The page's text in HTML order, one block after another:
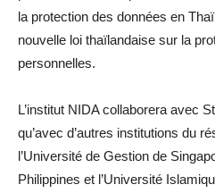
la protection des données en
nouvelle loi thaïlandaise sur la
personnelles.
L’institut NIDA collaborera avec
qu’avec d’autres institutions du
l’Université de Gestion de
Philippines et l’Université